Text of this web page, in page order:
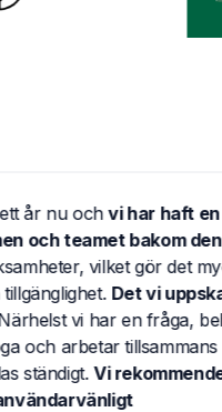
nu ochvi har haft en
teamet bakom den.
vilket gör det mycket
Det vi uppskattar
vi har en fråga, behöver
arbetar tillsammans med
Vi rekommenderar